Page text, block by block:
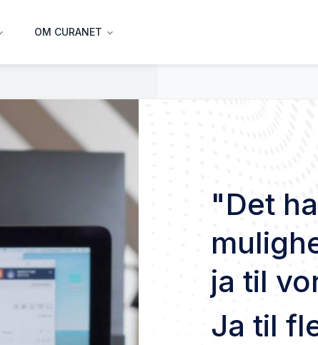
OM CURANET expand_more
"Det
ja til
Jatil